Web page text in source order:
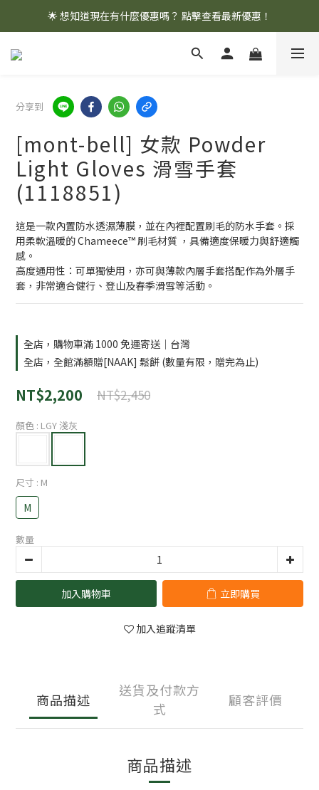
🌟 想知道現在有什麼優惠嗎？ 點擊查看最新優惠！
🌟 想知道現在有什麼優惠嗎？ 點擊查看最新優惠！
全館消費滿 $1,000 即享免運優惠
分享到
[mont-bell] 女款 Powder
Light Gloves 滑雪手套
(1118851)
這是一款內置防水透濕薄膜，並在內裡配置刷毛的防水手套。採
用柔軟溫暖的 Chameece™ 刷毛材質 ，具備適度保暖力與舒適觸
感。
高度通用性：可單獨使用，亦可與薄款內層手套搭配作為外層手
套，非常適合健行、登山及春季滑雪等活動。
全店，購物車滿 1000 免運寄送｜台灣
全店，全館滿額贈[NAAK] 鬆餅 (數量有限，贈完為止)
NT$2,200 NT$2,450
顏色 : LGY 淺灰
尺寸 : M
M
數量
加入購物車 立即購買
加入追蹤清單
商品描述
送貨及付款方
式
顧客評價
商品描述